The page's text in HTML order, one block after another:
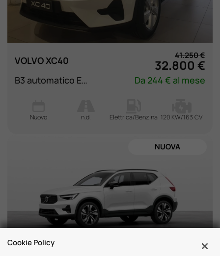
VOLVO XC40 41.250 €
32.800 €
B3 automatico Essential Da 244 € al mese
Nuovo n.d. Elettrica/Benzina 120 KW/163 CV
NUOVA
Cookie Policy